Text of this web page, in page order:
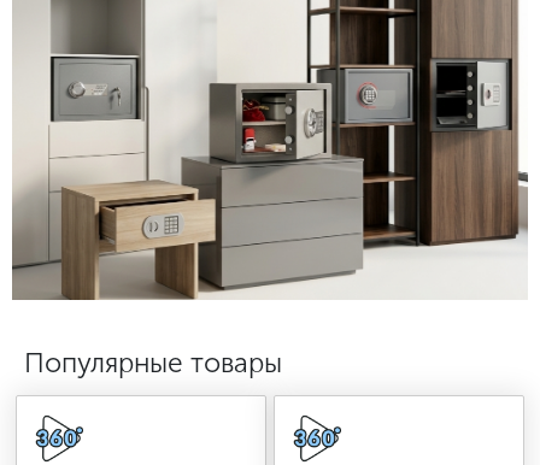
ПРОИЗВОДСТВЕННАЯ МЕБЕЛЬ
МЕДИЦИНСКАЯ МЕБЕЛЬ
СИСТЕМЫ ХРАНЕНИЯ
ОФИСНАЯ МЕБЕЛЬ
Популярные товары